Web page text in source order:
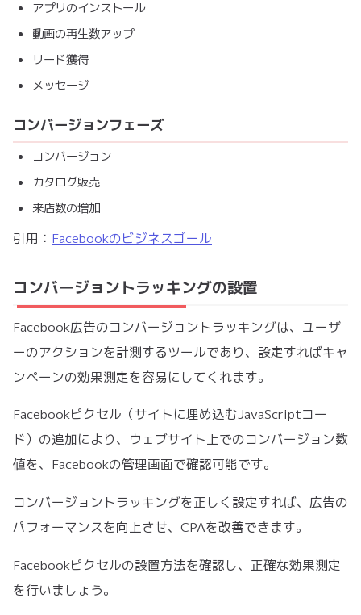
アプリのインストール
動画の再生数アップ
リード獲得
メッセージ
コンバージョンフェーズ
コンバージョン
カタログ販売
来店数の増加
引用： Facebookのビジネスゴール
コンバージョントラッキングの設置
Facebook広告のコンバージョントラッキングは、ユーザ
ーのアクションを計測するツールであり、設定すればキャ
ンペーンの効果測定を容易にしてくれます。
Facebookピクセル（サイトに埋め込むJavaScriptコー
ド）の追加により、ウェブサイト上でのコンバージョン数
値を、Facebookの管理画面で確認可能です。
コンバージョントラッキングを正しく設定すれば、広告の
パフォーマンスを向上させ、CPAを改善できます。
Facebookピクセルの設置方法を確認し、正確な効果測定
を行いましょう。